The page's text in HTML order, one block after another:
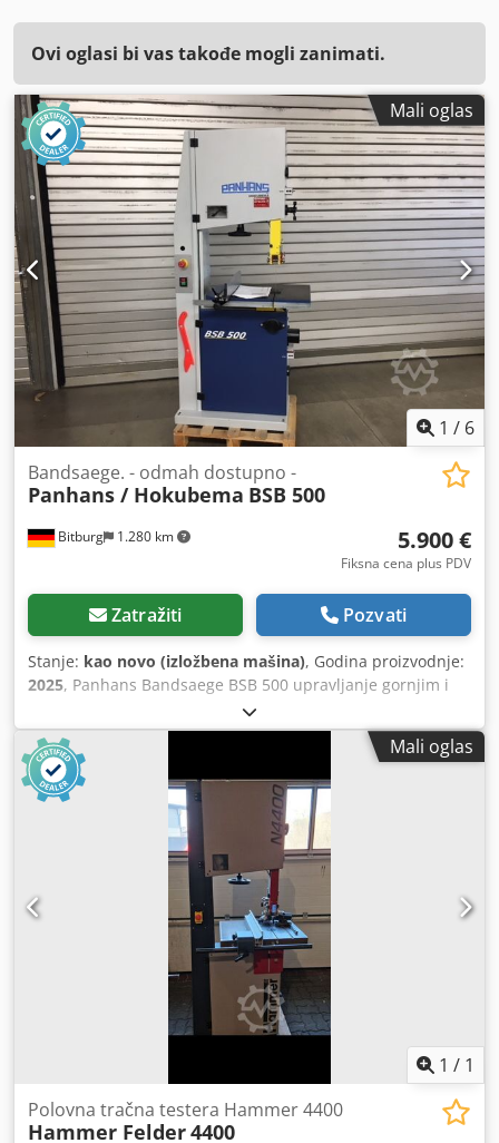
Ovi oglasi bi vas takođe mogli zanimati.
Mali oglas
1 / 6
Bitburg 1.280 km
Bandsaege. - odmah dostupno -
Panhans / Hokubema BSB 500
5.900 €
Fiksna cena plus PDV
Zatražiti Pozvati
Stanje: kao novo (izložbena mašina), Godina proizvodnje:
2025, Panhans Bandsaege BSB 500 upravljanje gornjim i
donjim APA II bendom Swivel sto vrh do 45° Zaključavanje
vrata po ograničenju prekidača Prečnik točka 500 mm
Pogonski motor 1,5 kW / 2,0 hp Motor 400 Volt sa
motornom kočnicom Brzina pojasa 1.290 m/min. Visina
sečenja max. 320 mm Širina sečenja max. 485 mm Dužina
lista max. 4,145 mm Veličina stola 500x680 mm Visina stola
890 mm Usisna reznica 2x100mm Zahtev prostora:
900x525x1925 mm Težina 220 kg Csdpfxsdq D I He Ahisrf
CE-usaglašen, GS-testiran Sa akcija 54634 Bitburg
Mali oglas
1 / 1
Polovna tračna testera Hammer 4400
Hammer Felder4400